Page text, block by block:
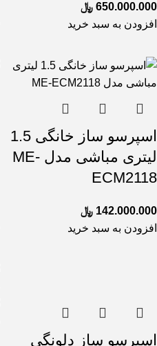
650.000.000 ﷼
افزودن به سبد خرید
اسپرسو ساز خانگی 1.5
لیتری مباشی مدل ME-
ECM2118
142.000.000 ﷼
افزودن به سبد خرید
اسپرسو ساز دلونگی